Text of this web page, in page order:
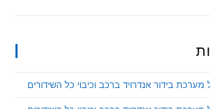
אנדרויד ברכב וכיבוי כל השידורים